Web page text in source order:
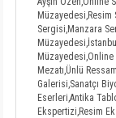
Müzayedesi,Resim
Sergisi,Manzara
Müzayedesi,Online
Mezatı,Ünlü
Galerisi,Sanatçı
Eserleri,Antika
Ekspertizi,Resim